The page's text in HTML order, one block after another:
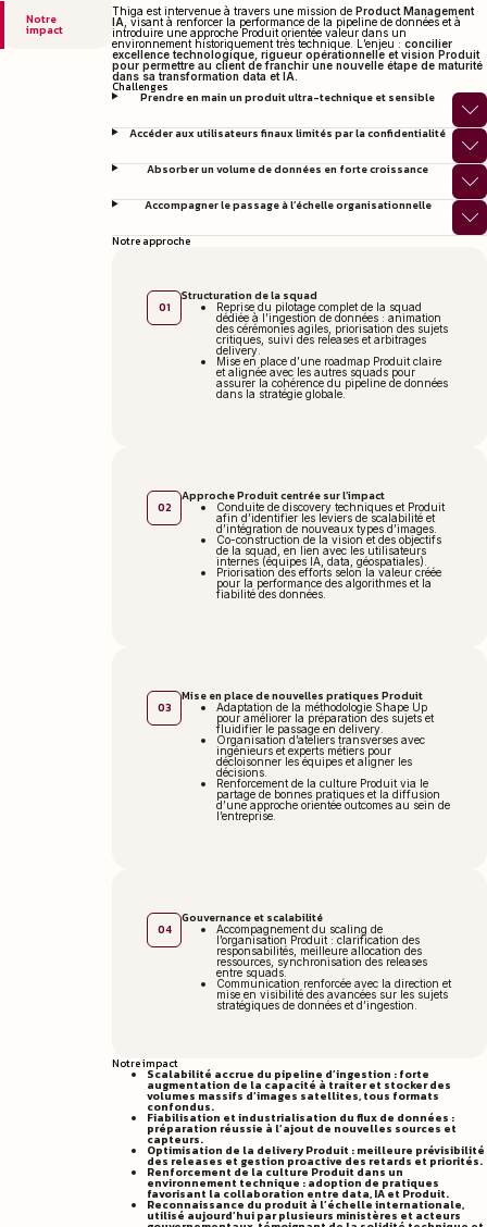
Notre
impact
Thiga est intervenue à travers une mission de Product Management
IA , visant à renforcer la performance de la pipeline de données et à
introduire une approche Produit orientée valeur dans un
environnement historiquement très technique. L’enjeu : concilier
excellence technologique, rigueur opérationnelle et vision Produit
pour permettre au client de franchir une nouvelle étape de maturité
dans sa transformation data et IA.
Challenges
Prendre en main un produit ultra-technique et sensible
Accéder aux utilisateurs finaux limités par la confidentialité
Absorber un volume de données en forte croissance
Accompagner le passage à l’échelle organisationnelle
Notre approche
01
Structuration de la squad
Reprise du pilotage complet de la squad
dédiée à l’ingestion de données : animation
des cérémonies agiles, priorisation des sujets
critiques, suivi des releases et arbitrages
delivery.
Mise en place d’une roadmap Produit claire
et alignée avec les autres squads pour
assurer la cohérence du pipeline de données
dans la stratégie globale.
02
Approche Produit centrée sur l’impact
Conduite de discovery techniques et Produit
afin d’identifier les leviers de scalabilité et
d’intégration de nouveaux types d’images.
Co-construction de la vision et des objectifs
de la squad, en lien avec les utilisateurs
internes (équipes IA, data, géospatiales).
Priorisation des efforts selon la valeur créée
pour la performance des algorithmes et la
fiabilité des données.
03
Mise en place de nouvelles pratiques Produit
Adaptation de la méthodologie Shape Up
pour améliorer la préparation des sujets et
fluidifier le passage en delivery.
Organisation d’ateliers transverses avec
ingénieurs et experts métiers pour
décloisonner les équipes et aligner les
décisions.
Renforcement de la culture Produit via le
partage de bonnes pratiques et la diffusion
d’une approche orientée outcomes au sein de
l’entreprise.
04
Gouvernance et scalabilité
Accompagnement du scaling de
l’organisation Produit : clarification des
responsabilités, meilleure allocation des
ressources, synchronisation des releases
entre squads.
Communication renforcée avec la direction et
mise en visibilité des avancées sur les sujets
stratégiques de données et d’ingestion.
Notre impact
Scalabilité accrue du pipeline d’ingestion : forte
augmentation de la capacité à traiter et stocker des
volumes massifs d’images satellites, tous formats
confondus.
Fiabilisation et industrialisation du flux de données :
préparation réussie à l’ajout de nouvelles sources et
capteurs.
Optimisation de la delivery Produit : meilleure prévisibilité
des releases et gestion proactive des retards et priorités.
Renforcement de la culture Produit dans un
environnement technique : adoption de pratiques
favorisant la collaboration entre data, IA et Produit.
Reconnaissance du produit à l’échelle internationale,
utilisé aujourd’hui par plusieurs ministères et acteurs